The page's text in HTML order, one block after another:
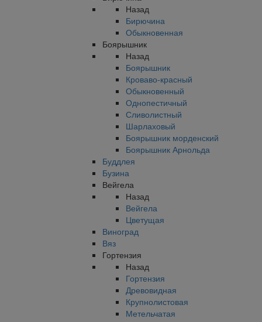
Назад
Бирючина
Обыкновенная
Боярышник
Назад
Боярышник
Кроваво-красный
Обыкновенный
Однопестичный
Сливолистный
Шарлаховый
Боярышник морденский
Боярышник Арнольда
Буддлея
Бузина
Вейгела
Назад
Вейгела
Цветущая
Виноград
Вяз
Гортензия
Назад
Гортензия
Древовидная
Крупнолистовая
Метельчатая